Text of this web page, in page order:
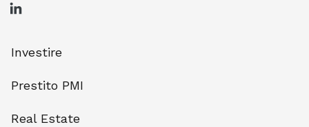
Investire
Prestito PMI
Real Estate